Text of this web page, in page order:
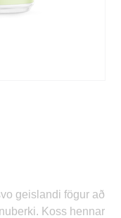
geislandi fögur að
Koss hennar